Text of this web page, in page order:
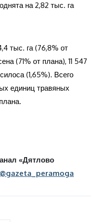
на 2,82 тыс. га
тыс. га (76,8% от
(71% от плана), 11 547
(1,65%). Всего
единиц травяных
«Дятлово
@gazeta_peramoga